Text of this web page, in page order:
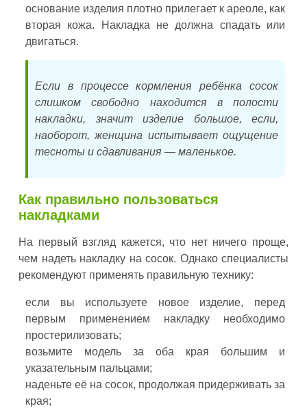
основание изделия плотно прилегает к ареоле, как
вторая кожа. Накладка не должна спадать или
двигаться.
Если в процессе кормления ребёнка сосок
слишком свободно находится в полости
накладки, значит изделие большое, если,
наоборот, женщина испытывает ощущение
тесноты и сдавливания — маленькое.
Как правильно пользоваться
накладками
На первый взгляд кажется, что нет ничего проще,
чем надеть накладку на сосок. Однако специалисты
рекомендуют применять правильную технику:
если вы используете новое изделие, перед
первым применением накладку необходимо
простерилизовать;
возьмите модель за оба края большим и
указательным пальцами;
наденьте её на сосок, продолжая придерживать за
края;